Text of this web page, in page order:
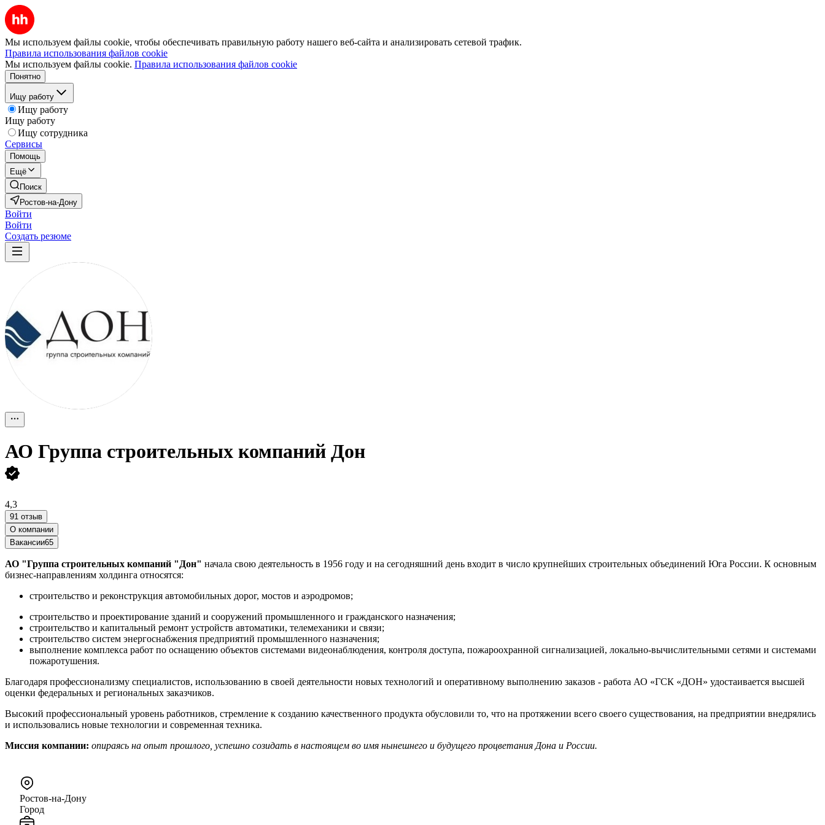
Мы используем файлы cookie, чтобы обеспечивать правильную работу нашего веб-сайта и анализировать сетевой трафик.
Правила использования файлов cookie
Мы используем файлы cookie. Правила использования файлов cookie
Понятно
Ищу работу
Ищу работу
Ищу работу
Ищу сотрудника
Сервисы
Помощь
Ещё
Поиск
Ростов-на-Дону
Войти
Войти
Создать резюме
АО Группа строительных компаний Дон
4,3
91 отзыв
О компании
Вакансии65
АО "Группа строительных компаний "Дон" начала свою деятельность в 1956 году и на сегодняшний день входит в число крупнейших строительных объединений Юга России. К основным
бизнес-направлениям холдинга относятся:
строительство и реконструкция автомобильных дорог, мостов и аэродромов;
строительство и проектирование зданий и сооружений промышленного и гражданского назначения;
строительство и капитальный ремонт устройств автоматики, телемеханики и связи;
строительство систем энергоснабжения предприятий промышленного назначения;
выполнение комплекса работ по оснащению объектов системами видеонаблюдения, контроля доступа, пожароохранной сигнализацией, локально-вычислительными сетями и системами
пожаротушения.
Благодаря профессионализму специалистов, использованию в своей деятельности новых технологий и оперативному выполнению заказов - работа АО «ГСК «ДОН» удостаивается высшей
оценки федеральных и региональных заказчиков.
Высокий профессиональный уровень работников, стремление к созданию качественного продукта обусловили то, что на протяжении всего своего существования, на предприятии внедрялись
и использовались новые технологии и современная техника.
Миссия компании: опираясь на опыт прошлого, успешно созидать в настоящем во имя нынешнего и будущего процветания Дона и России.
Ростов-на-Дону
Город